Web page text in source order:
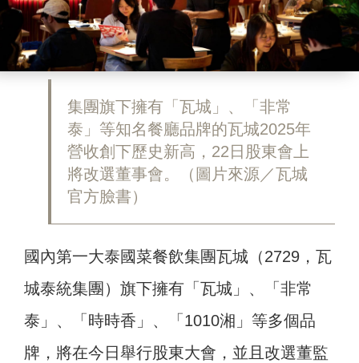
集團旗下擁有「瓦城」、「非常
泰」等知名餐廳品牌的瓦城2025年
營收創下歷史新高，22日股東會上
將改選董事會。（圖片來源／瓦城
官方臉書）
國內第一大泰國菜餐飲集團瓦城（2729，瓦
城泰統集團）旗下擁有「瓦城」、「非常
泰」、「時時香」、「1010湘」等多個品
牌，將在今日舉行股東大會，並且改選董監